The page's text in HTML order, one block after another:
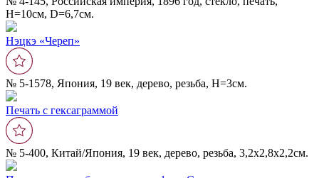
Н=10см, D=6,7см.
Нэцкэ «Череп»
№ 5-1578, Япония, 19 век, дерево, резьба, Н=3см.
Печать с гексаграммой
№ 5-400, Китай/Япония, 19 век, дерево, резьба, 3,2х2,8х2,2см.